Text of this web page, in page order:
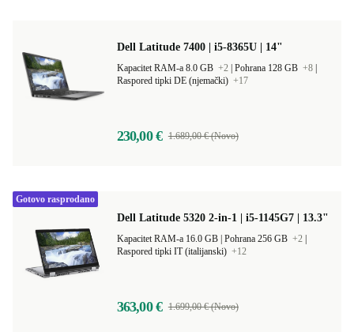
Dell Latitude 7400 | i5-8365U | 14"
Kapacitet RAM-a 8.0 GB +2 Pohrana 128 GB +8
Raspored tipki DE (njemački) +17
230,00 € 1.689,00 € (Novo)
Dell Latitude 5320 2-in-1 | i5-1145G7 | 13.3"
Pohrana 256 GB +2
Raspored tipki IT (italijanski) +12
363,00 € 1.699,00 € (Novo)
Gotovo rasprodano